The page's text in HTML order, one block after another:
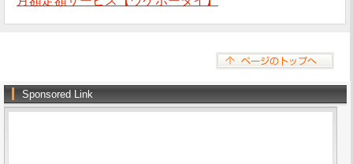
Sponsored Link